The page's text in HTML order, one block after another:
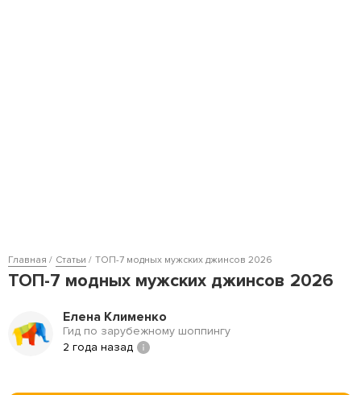
Главная Статьи ТОП-7 модных мужских джинсов 2026
ТОП-7 модных мужских джинсов 2026
Елена Клименко
Гид по зарубежному шоппингу
2 года назад